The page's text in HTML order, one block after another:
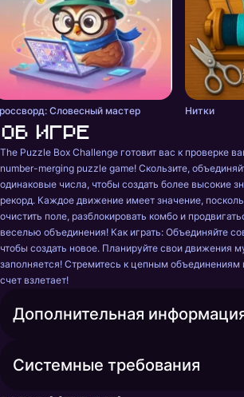
Словесный мастер Нитки
Об игре
The Puzzle Box Challenge готовит вас к проверке
number-merging puzzle game! Скользите,
одинаковые числа, чтобы создать более высокие
рекорд. Каждое движение имеет значение,
очистить поле, разблокировать комбо и
веселью объединения! Как играть: Объединяйте
чтобы создать новое. Планируйте свои движения
заполняется! Стремитесь к цепным объединениям
счет взлетает!
Дополнительная
Системные требования